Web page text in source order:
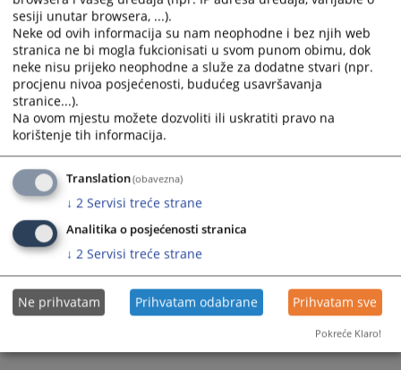
Hercegovine
Bilteni sudske prakse Vrhovnog suda FBiH
Bilteni sudske prakse Vrhovnog suda Republike
Srpske
Bilteni sudske prakse Apelacionog suda Brčko
distrikta BiH
Pravna shvatanja Vrhovnih sudova i
Apelacionog suda
Načelna pravna mišljenja
Praksa Ustavnog suda BiH
Dodatne informacije o sudskoj praksi
Razvoj sudske prakse Evropskog suda za
ljudska prava
EHR DATABASE
Publikacije
Ostale informacije
Praksa Suda EU
sesiji unutar browsera, ...).
Neke od ovih informacija su nam neophodne i bez njih web
stranica ne bi mogla fukcionisati u svom punom obimu, dok
neke nisu prijeko neophodne a služe za dodatne stvari (npr.
procjenu nivoa posjećenosti, budućeg usavršavanja
stranice...).
Na ovom mjestu možete dozvoliti ili uskratiti pravo na
korištenje tih informacija.
Translation(obavezna)
↓ 2 Servisi treće strane
Analitika o posjećenosti stranica
↓ 2 Servisi treće strane
Ne prihvatam Prihvatam odabrane Prihvatam sve
Pokreće Klaro!